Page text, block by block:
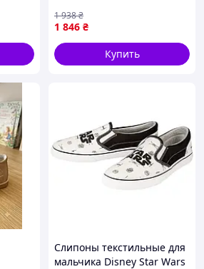
1 846 ₴
1 938₴
Купить
Слипоны текстильные для
мальчика Disney Star Wars